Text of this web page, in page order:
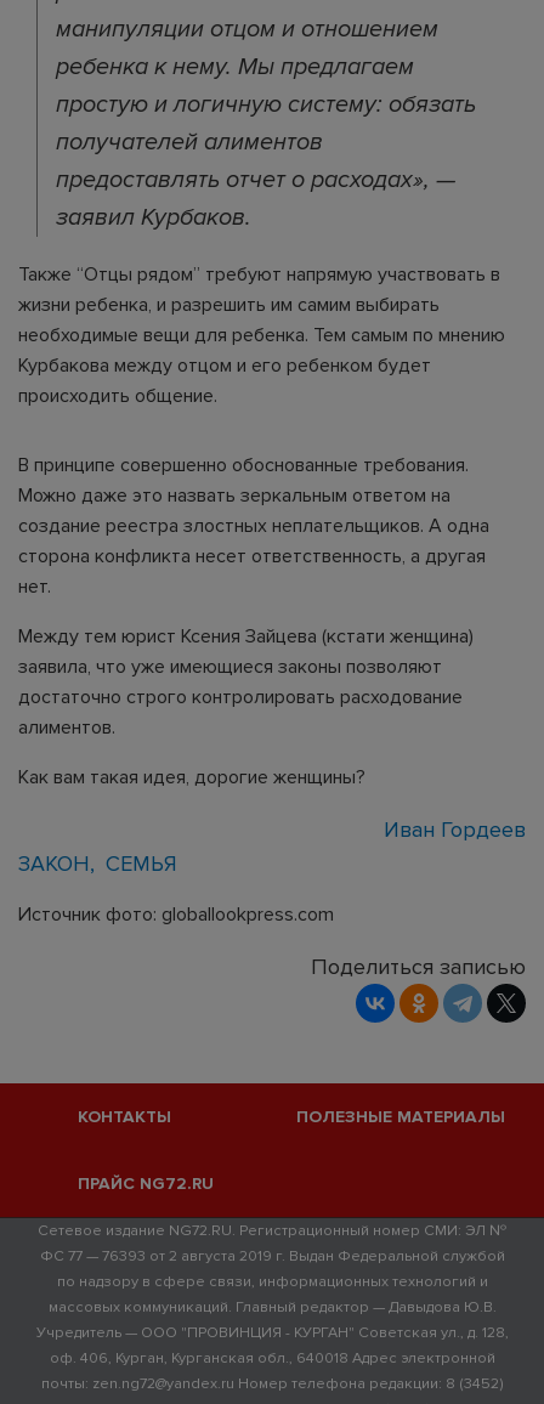
манипуляции отцом и отношением
ребенка к нему. Мы предлагаем
простую и логичную систему: обязать
получателей алиментов
предоставлять отчет о расходах», —
заявил Курбаков.
Также “Отцы рядом” требуют напрямую участвовать в
жизни ребенка, и разрешить им самим выбирать
необходимые вещи для ребенка. Тем самым по мнению
Курбакова между отцом и его ребенком будет
происходить общение.
В принципе совершенно обоснованные требования.
Можно даже это назвать зеркальным ответом на
создание реестра злостных неплательщиков. А одна
сторона конфликта несет ответственность, а другая
нет.
Между тем юрист Ксения Зайцева (кстати женщина)
заявила, что уже имеющиеся законы позволяют
достаточно строго контролировать расходование
алиментов.
Как вам такая идея, дорогие женщины?
Иван Гордеев
ЗАКОН
СЕМЬЯ
Источник фото: globallookpress.com
Поделиться записью
КОНТАКТЫ ПОЛЕЗНЫЕ МАТЕРИАЛЫ
ПРАЙС NG72.RU
Сетевое издание NG72.RU. Регистрационный номер СМИ: ЭЛ №
ФС 77 — 76393 от 2 августа 2019 г. Выдан Федеральной службой
по надзору в сфере связи, информационных технологий и
массовых коммуникаций. Главный редактор — Давыдова Ю.В.
Учредитель — ООО "ПРОВИНЦИЯ - КУРГАН" Советская ул., д. 128,
оф. 406, Курган, Курганская обл., 640018 Адрес электронной
почты: zen.ng72@yandex.ru Номер телефона редакции: 8 (3452)